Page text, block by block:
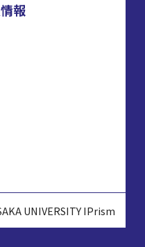
報
UNIVERSITY IPrism